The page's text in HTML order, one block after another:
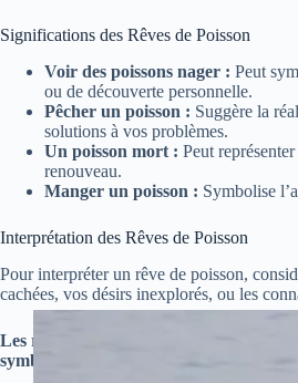
Significations des Rêves de Poisson
Voir des poissons nager : Peut
ou de découverte personnelle.
Pêcher un poisson : Suggère la
solutions à vos problèmes.
Un poisson mort : Peut
renouveau.
Manger un poisson : Symbolise
Interprétation des Rêves de Poisson
Pour interpréter un rêve de poisson,
cachées, vos désirs inexplorés, ou les
Les rêves de poisson nous invitent à
symboles, nous pouvons découvrir des